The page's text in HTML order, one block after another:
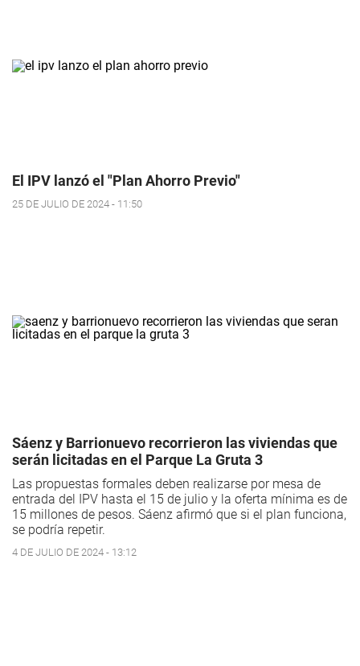
El IPV lanzó el "Plan Ahorro Previo"
25 DE JULIO DE 2024 - 11:50
Sáenz y Barrionuevo recorrieron las viviendas que
serán licitadas en el Parque La Gruta 3
Las propuestas formales deben realizarse por mesa de
entrada del IPV hasta el 15 de julio y la oferta mínima es de
15 millones de pesos. Sáenz afirmó que si el plan funciona,
se podría repetir.
4 DE JULIO DE 2024 - 13:12